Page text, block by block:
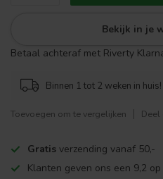
Bekijk in je
Betaal achteraf met Riverty
Binnen 1 tot 2 weken in huis!
Toevoegen om te vergelijken
Gratis verzending vanaf 50,-
Klanten geven ons een 9,2